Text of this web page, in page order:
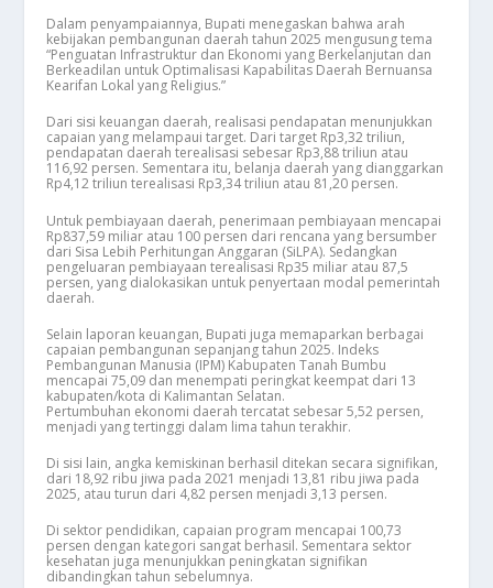
Dalam penyampaiannya, Bupati menegaskan bahwa arah
kebijakan pembangunan daerah tahun 2025 mengusung tema
“Penguatan Infrastruktur dan Ekonomi yang Berkelanjutan dan
Berkeadilan untuk Optimalisasi Kapabilitas Daerah Bernuansa
Kearifan Lokal yang Religius.”
Dari sisi keuangan daerah, realisasi pendapatan menunjukkan
capaian yang melampaui target. Dari target Rp3,32 triliun,
pendapatan daerah terealisasi sebesar Rp3,88 triliun atau
116,92 persen. Sementara itu, belanja daerah yang dianggarkan
Rp4,12 triliun terealisasi Rp3,34 triliun atau 81,20 persen.
Untuk pembiayaan daerah, penerimaan pembiayaan mencapai
Rp837,59 miliar atau 100 persen dari rencana yang bersumber
dari Sisa Lebih Perhitungan Anggaran (SiLPA). Sedangkan
pengeluaran pembiayaan terealisasi Rp35 miliar atau 87,5
persen, yang dialokasikan untuk penyertaan modal pemerintah
daerah.
Selain laporan keuangan, Bupati juga memaparkan berbagai
capaian pembangunan sepanjang tahun 2025. Indeks
Pembangunan Manusia (IPM) Kabupaten Tanah Bumbu
mencapai 75,09 dan menempati peringkat keempat dari 13
kabupaten/kota di Kalimantan Selatan.
Pertumbuhan ekonomi daerah tercatat sebesar 5,52 persen,
menjadi yang tertinggi dalam lima tahun terakhir.
Di sisi lain, angka kemiskinan berhasil ditekan secara signifikan,
dari 18,92 ribu jiwa pada 2021 menjadi 13,81 ribu jiwa pada
2025, atau turun dari 4,82 persen menjadi 3,13 persen.
Di sektor pendidikan, capaian program mencapai 100,73
persen dengan kategori sangat berhasil. Sementara sektor
kesehatan juga menunjukkan peningkatan signifikan
dibandingkan tahun sebelumnya.